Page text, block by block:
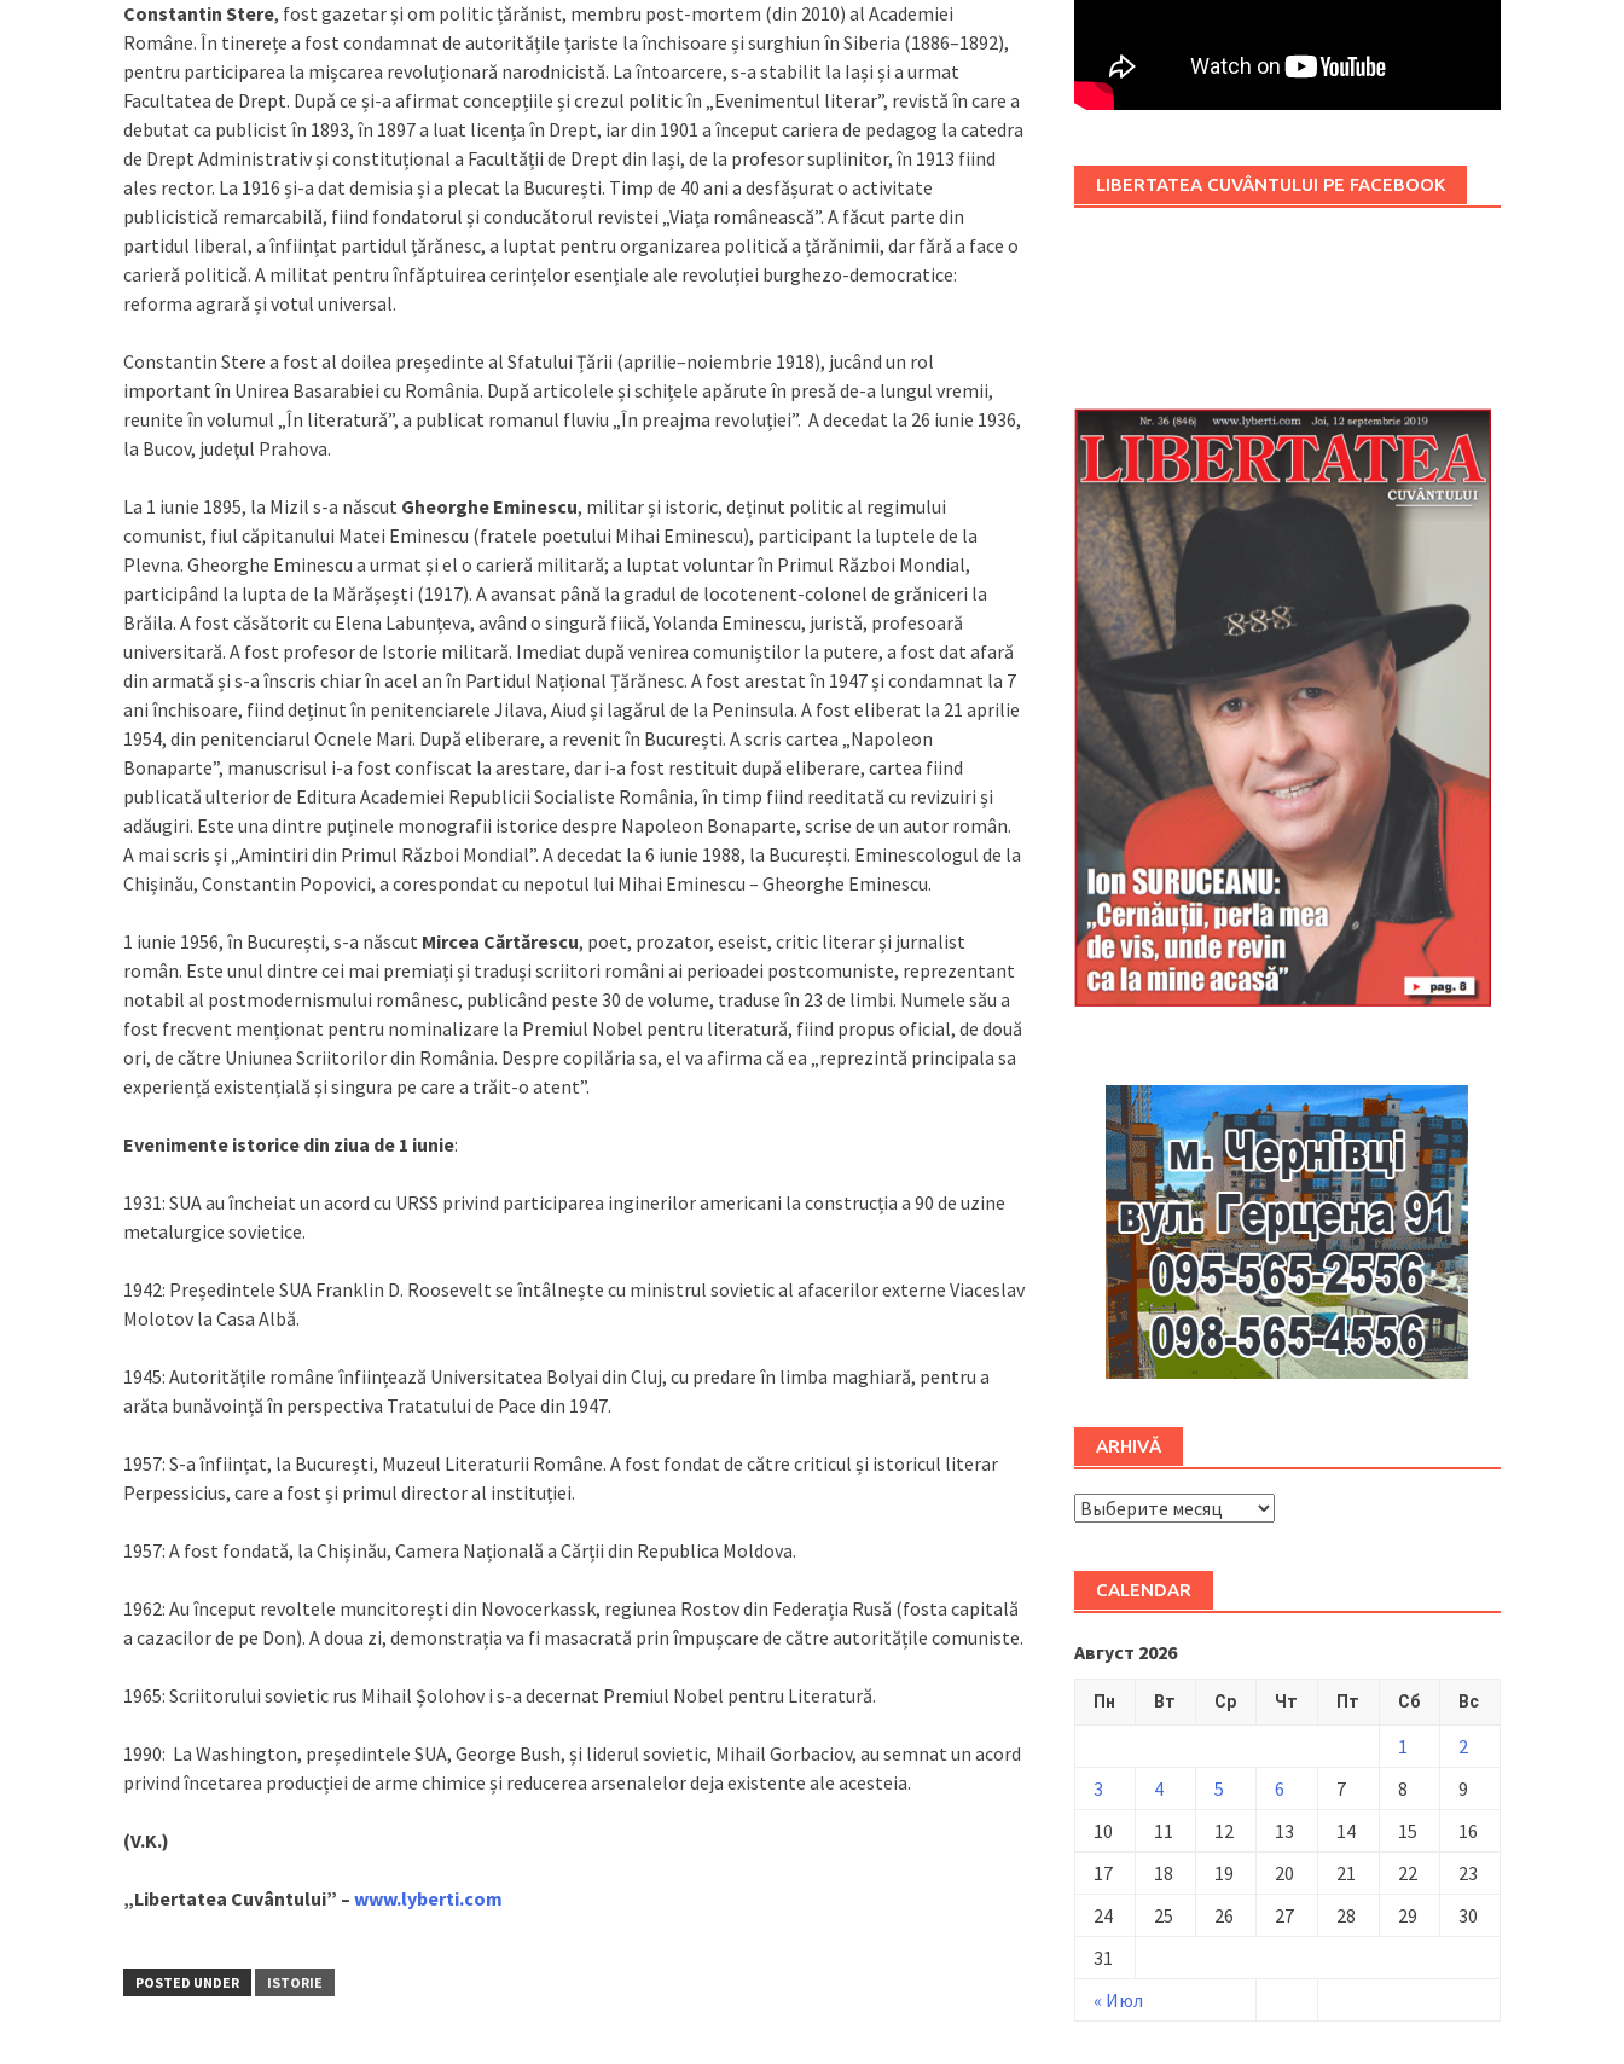
Constantin Stere, fost gazetar și om politic țărănist, membru post-mortem (din 2010) al Academiei
Române. În tinerețe a fost condamnat de autoritățile țariste la închisoare și surghiun în Siberia (1886–1892),
pentru participarea la mișcarea revoluționară narodnicistă. La întoarcere, s-a stabilit la Iași și a urmat
Facultatea de Drept. După ce și-a afirmat concepțiile și crezul politic în „Evenimentul literar”, revistă în care a
debutat ca publicist în 1893, în 1897 a luat licența în Drept, iar din 1901 a început cariera de pedagog la catedra
de Drept Administrativ și constituțional a Facultății de Drept din Iași, de la profesor suplinitor, în 1913 fiind
ales rector. La 1916 și-a dat demisia și a plecat la București. Timp de 40 ani a desfășurat o activitate
publicistică remarcabilă, fiind fondatorul și conducătorul revistei „Viața românească”. A făcut parte din
partidul liberal, a înființat partidul țărănesc, a luptat pentru organizarea politică a țărănimii, dar fără a face o
carieră politică. A militat pentru înfăptuirea cerințelor esențiale ale revoluției burghezo-democratice:
reforma agrară și votul universal.
Constantin Stere a fost al doilea președinte al Sfatului Țării (aprilie–noiembrie 1918), jucând un rol
important în Unirea Basarabiei cu România. După articolele și schițele apărute în presă de-a lungul vremii,
reunite în volumul „În literatură”, a publicat romanul fluviu „În preajma revoluției”. A decedat la 26 iunie 1936,
la Bucov, judeţul Prahova.
La 1 iunie 1895, la Mizil s-a născut Gheorghe Eminescu, militar și istoric, deținut politic al regimului
comunist, fiul căpitanului Matei Eminescu (fratele poetului Mihai Eminescu), participant la luptele de la
Plevna. Gheorghe Eminescu a urmat și el o carieră militară; a luptat voluntar în Primul Război Mondial,
participând la lupta de la Mărășești (1917). A avansat până la gradul de locotenent-colonel de grăniceri la
Brăila. A fost căsătorit cu Elena Labunțeva, având o singură fiică, Yolanda Eminescu, juristă, profesoară
universitară. A fost profesor de Istorie militară. Imediat după venirea comuniștilor la putere, a fost dat afară
din armată și s-a înscris chiar în acel an în Partidul Național Țărănesc. A fost arestat în 1947 și condamnat la 7
ani închisoare, fiind deținut în penitenciarele Jilava, Aiud și lagărul de la Peninsula. A fost eliberat la 21 aprilie
1954, din penitenciarul Ocnele Mari. După eliberare, a revenit în București. A scris cartea „Napoleon
Bonaparte”, manuscrisul i-a fost confiscat la arestare, dar i-a fost restituit după eliberare, cartea fiind
publicată ulterior de Editura Academiei Republicii Socialiste România, în timp fiind reeditată cu revizuiri și
adăugiri. Este una dintre puținele monografii istorice despre Napoleon Bonaparte, scrise de un autor român.
A mai scris și „Amintiri din Primul Război Mondial”. A decedat la 6 iunie 1988, la București. Eminescologul de la
Chișinău, Constantin Popovici, a corespondat cu nepotul lui Mihai Eminescu – Gheorghe Eminescu.
1 iunie 1956, în București, s-a născut Mircea Cărtărescu, poet, prozator, eseist, critic literar și jurnalist
român. Este unul dintre cei mai premiați și traduși scriitori români ai perioadei postcomuniste, reprezentant
notabil al postmodernismului românesc, publicând peste 30 de volume, traduse în 23 de limbi. Numele său a
fost frecvent menționat pentru nominalizare la Premiul Nobel pentru literatură, fiind propus oficial, de două
ori, de către Uniunea Scriitorilor din România. Despre copilăria sa, el va afirma că ea „reprezintă principala sa
experiență existențială și singura pe care a trăit-o atent”.
Evenimente istorice din ziua de 1 iunie:
1931: SUA au încheiat un acord cu URSS privind participarea inginerilor americani la construcția a 90 de uzine
metalurgice sovietice.
1942: Președintele SUA Franklin D. Roosevelt se întâlnește cu ministrul sovietic al afacerilor externe Viaceslav
Molotov la Casa Albă.
1945: Autoritățile române înființează Universitatea Bolyai din Cluj, cu predare în limba maghiară, pentru a
arăta bunăvoință în perspectiva Tratatului de Pace din 1947.
1957: S-a înființat, la București, Muzeul Literaturii Române. A fost fondat de către criticul și istoricul literar
Perpessicius, care a fost și primul director al instituției.
1957: A fost fondată, la Chișinău, Camera Națională a Cărții din Republica Moldova.
1962: Au început revoltele muncitorești din Novocerkassk, regiunea Rostov din Federația Rusă (fosta capitală
a cazacilor de pe Don). A doua zi, demonstrația va fi masacrată prin împușcare de către autoritățile comuniste.
1965: Scriitorului sovietic rus Mihail Șolohov i s-a decernat Premiul Nobel pentru Literatură.
1990: La Washington, președintele SUA, George Bush, și liderul sovietic, Mihail Gorbaciov, au semnat un acord
privind încetarea producției de arme chimice și reducerea arsenalelor deja existente ale acesteia.
(V.K.)
„Libertatea Cuvântului” – www.lyberti.com
POSTED UNDER ISTORIE
LIBERTATEA CUVÂNTULUI PE FACEBOOK
ARHIVĂ
ARHIVĂ
CALENDAR
Август 2026
Пн Вт Ср Чт Пт Сб Вс
« Июл
1
2
3
4 5 6 7 8
9
10
11 12 13 14 15
16
17
18 19 20 21 22
23
24
25 26 27 28 29
30
31